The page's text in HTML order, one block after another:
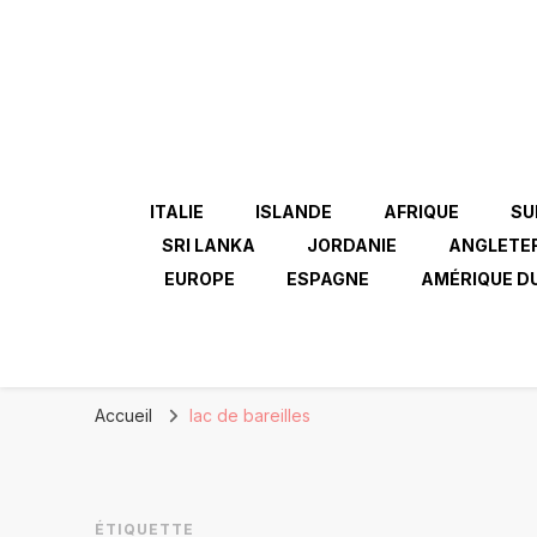
ITALIE ISLANDE AFRIQUE
SRI LANKA
JORDANIE
EUROPE
ESPAGNE AMÉRIQUE
Accueil lac de bareilles
ÉTIQUETTE